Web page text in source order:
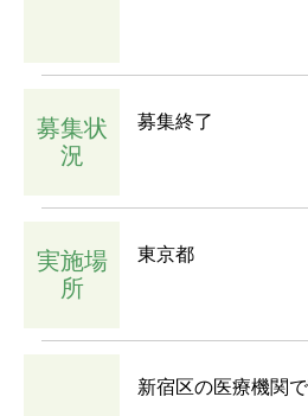
募集状
況
募集終了
実施場
所
東京都
新宿区の医療機関